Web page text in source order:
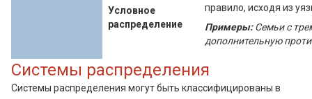
Условное
распределение
правило, исходя из
Примеры:Семьи с
дополнительную
Системы распределения
Системы распределения могут быть классифицированы в